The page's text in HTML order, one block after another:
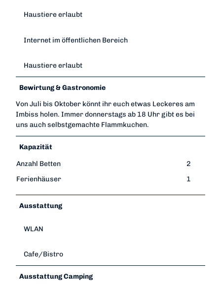
Haustiere erlaubt
Internet im öffentlichen Bereich
Haustiere erlaubt
Bewirtung & Gastronomie
Von Juli bis Oktober könnt ihr euch etwas Leckeres am
Imbiss holen. Immer donnerstags ab 18 Uhr gibt es bei
uns auch selbstgemachte Flammkuchen.
Kapazität
Anzahl Betten
2
Ferienhäuser
1
Ausstattung
WLAN
Cafe/Bistro
Ausstattung Camping